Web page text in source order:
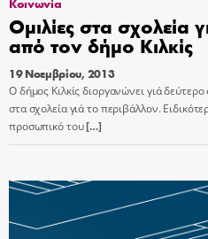
Ομιλίες στα σχολεία
από τον δήμο Κιλκίς
19 Νοεμβρίου, 2013
Ο δήμος Κιλκίς διοργανώνει γιά
στα σχολεία γιά το περιβάλλον.
προσωπικό του[…]